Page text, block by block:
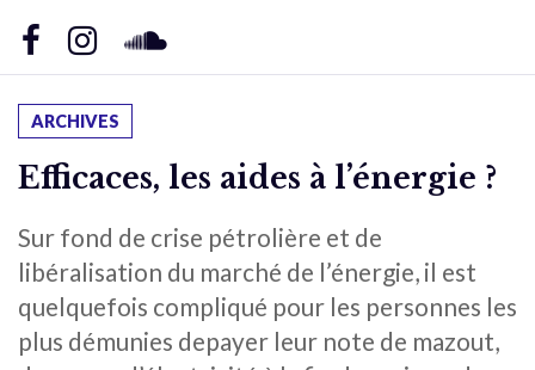
ARCHIVES
Efficaces, les aides à l’énergie ?
Sur fond de crise pétrolière et de
libéralisation du marché de l’énergie, il est
quelquefois compliqué pour les personnes les
plus démunies depayer leur note de mazout,